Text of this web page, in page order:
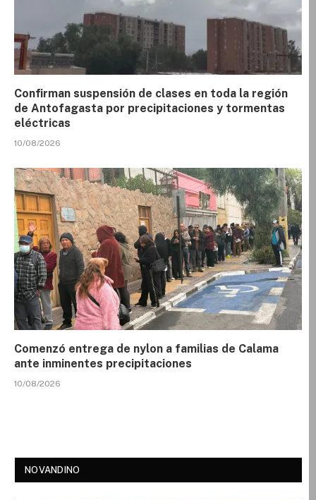
Confirman suspensión de clases en toda la región
de Antofagasta por precipitaciones y tormentas
eléctricas
10/08/2026
Comenzó entrega de nylon a familias de Calama
ante inminentes precipitaciones
10/08/2026
NOVANDINO